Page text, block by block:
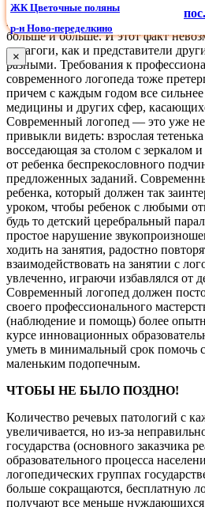
СОВРЕМЕННЫЙ ЛОГОПЕД
в современном обществе
больше и больше. И этот факт
педагоги, как и представители
разными. Требования к
современного логопеда тоже
причем с каждым годом все сильнее
медицины и других сфер,
Современный логопед — это уже не
привыкли видеть: взрослая
восседающая за столом с зеркалом
от ребенка беспрекословного
предложенных заданий.
ребенка, который должен так
уроком, чтобы ребенок с любыми
будь то детский церебральный
простое нарушение
ходить на занятия, радостно
взаимодействовать на занятии с
увлеченно, играючи избавлялся от
Современный логопед должен
своего профессионального
(наблюдение и помощь) более
курсе инновационных
уметь в минимальный срок помочь
маленьким подопечным.
ЧТОБЫ НЕ БЫЛО ПОЗДНО!
Количество речевых патологий с
увеличивается, но из-за
государства (основного заказчика
образовательного процесса
логопедических группах
больше сокращаются, бесплатную
получают все меньше нуждающихся
ЖК Цветочные поляны
р-н Ново-переделкино
×